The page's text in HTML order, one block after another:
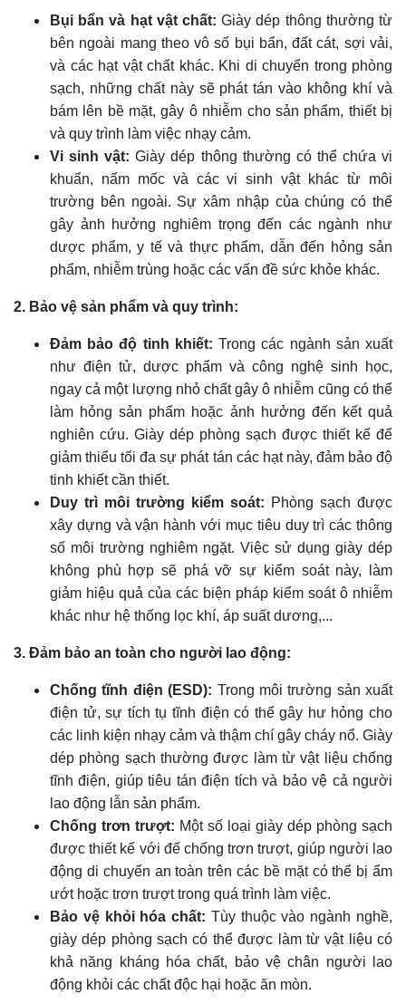
Bụi bẩn và hạt vật chất: Giày dép thông thường từ
bên ngoài mang theo vô số bụi bẩn, đất cát, sợi vải,
và các hạt vật chất khác. Khi di chuyển trong phòng
sạch, những chất này sẽ phát tán vào không khí và
bám lên bề mặt, gây ô nhiễm cho sản phẩm, thiết bị
và quy trình làm việc nhạy cảm.
Vi sinh vật: Giày dép thông thường có thể chứa vi
khuẩn, nấm mốc và các vi sinh vật khác từ môi
trường bên ngoài. Sự xâm nhập của chúng có thể
gây ảnh hưởng nghiêm trọng đến các ngành như
dược phẩm, y tế và thực phẩm, dẫn đến hỏng sản
phẩm, nhiễm trùng hoặc các vấn đề sức khỏe khác.
2. Bảo vệ sản phẩm và quy trình:
Đảm bảo độ tinh khiết: Trong các ngành sản xuất
như điện tử, dược phẩm và công nghệ sinh học,
ngay cả một lượng nhỏ chất gây ô nhiễm cũng có thể
làm hỏng sản phẩm hoặc ảnh hưởng đến kết quả
nghiên cứu. Giày dép phòng sạch được thiết kế để
giảm thiểu tối đa sự phát tán các hạt này, đảm bảo độ
tinh khiết cần thiết.
Duy trì môi trường kiểm soát: Phòng sạch được
xây dựng và vận hành với mục tiêu duy trì các thông
số môi trường nghiêm ngặt. Việc sử dụng giày dép
không phù hợp sẽ phá vỡ sự kiểm soát này, làm
giảm hiệu quả của các biện pháp kiểm soát ô nhiễm
khác như hệ thống lọc khí, áp suất dương,...
3. Đảm bảo an toàn cho người lao động:
Chống tĩnh điện (ESD): Trong môi trường sản xuất
điện tử, sự tích tụ tĩnh điện có thể gây hư hỏng cho
các linh kiện nhạy cảm và thậm chí gây cháy nổ. Giày
dép phòng sạch thường được làm từ vật liệu chống
tĩnh điện, giúp tiêu tán điện tích và bảo vệ cả người
lao động lẫn sản phẩm.
Chống trơn trượt: Một số loại giày dép phòng sạch
được thiết kế với đế chống trơn trượt, giúp người lao
động di chuyển an toàn trên các bề mặt có thể bị ẩm
ướt hoặc trơn trượt trong quá trình làm việc.
Bảo vệ khỏi hóa chất: Tùy thuộc vào ngành nghề,
giày dép phòng sạch có thể được làm từ vật liệu có
khả năng kháng hóa chất, bảo vệ chân người lao
động khỏi các chất độc hại hoặc ăn mòn.